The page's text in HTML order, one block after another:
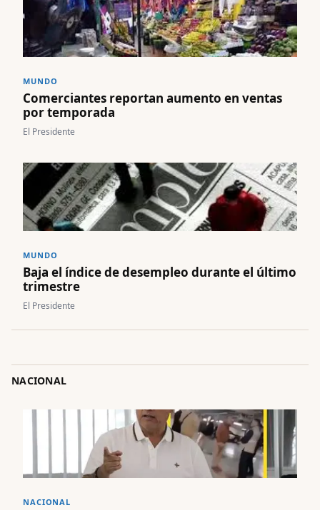
MUNDO
Comerciantes reportan aumento en ventas
por temporada
El Presidente
MUNDO
Baja el índice de desempleo durante el último
trimestre
El Presidente
NACIONAL
NACIONAL